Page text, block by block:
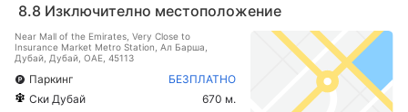
8.8 Изключително местоположение
Near Mall of the Emirates, Very Close to
Insurance Market Metro Station, Ал Барша,
Дубай, Дубай, ОАЕ, 45113
Паркинг
БЕЗПЛАТНО
Ски Дубай
670 м.